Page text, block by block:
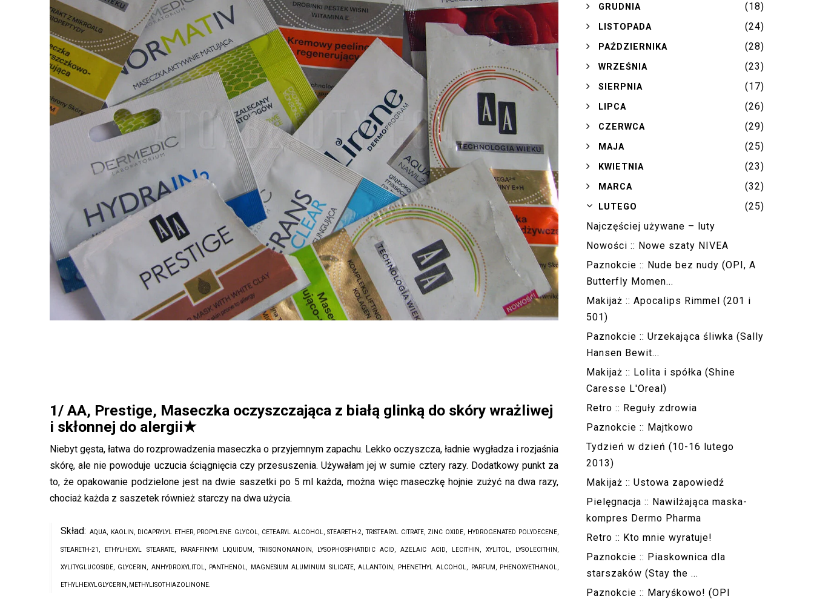
1/ AA, Prestige, Maseczka oczyszczająca z białą glinką do skóry wrażliwej
i skłonnej do alergii★
Niebyt gęsta, łatwa do rozprowadzenia maseczka o przyjemnym zapachu. Lekko oczyszcza, ładnie wygładza i rozjaśnia
skórę, ale nie powoduje uczucia ściągnięcia czy przesuszenia. Używałam jej w sumie cztery razy. Dodatkowy punkt za
to, że opakowanie podzielone jest na dwie saszetki po 5 ml każda, można więc maseczkę hojnie zużyć na dwa razy,
chociaż każda z saszetek również starczy na dwa użycia.
Skład:AQUA, KAOLIN, DICAPRYLYL ETHER, PROPYLENE GLYCOL, CETEARYL ALCOHOL, STEARETH-2, TRISTEARYL CITRATE, ZINC OXIDE, HYDROGENATED POLYDECENE,
STEARETH-21, ETHYLHEXYL STEARATE, PARAFFINYM LIQUIDUM, TRIISONONANOIN, LYSOPHOSPHATIDIC ACID, AZELAIC ACID, LECITHIN, XYLITOL, LYSOLECITHIN,
XYLITYGLUCOSIDE, GLYCERIN, ANHYDROXYLITOL, PANTHENOL, MAGNESIUM ALUMINUM SILICATE, ALLANTOIN, PHENETHYL ALCOHOL, PARFUM, PHENOXYETHANOL,
ETHYLHEXYLGLYCERIN, METHYLISOTHIAZOLINONE.
►GRUDNIA (18)
►LISTOPADA (24)
►PAŹDZIERNIKA (28)
►WRZEŚNIA (23)
►SIERPNIA (17)
►LIPCA (26)
►CZERWCA (29)
►MAJA (25)
►KWIETNIA (23)
►MARCA (32)
▼LUTEGO
(25)
Najczęściej używane – luty
Nowości :: Nowe szaty NIVEA
Paznokcie :: Nude bez nudy (OPI, A
Butterfly Momen...
Makijaż :: Apocalips Rimmel (201 i
501)
Paznokcie :: Urzekająca śliwka (Sally
Hansen Bewit...
Makijaż :: Lolita i spółka (Shine
Caresse L'Oreal)
Retro :: Reguły zdrowia
Paznokcie :: Majtkowo
Tydzień w dzień (10-16 lutego
2013)
Makijaż :: Ustowa zapowiedź
Pielęgnacja :: Nawilżająca maska-
kompres Dermo Pharma
Retro :: Kto mnie wyratuje!
Paznokcie :: Piaskownica dla
starszaków (Stay the ...
Paznokcie :: Maryśkowo! (OPI